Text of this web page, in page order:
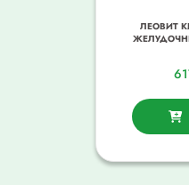
ЛЕОВИТ